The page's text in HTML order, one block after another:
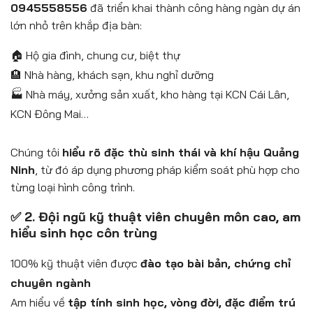
0945558556 đã triển khai thành công hàng ngàn dự án
lớn nhỏ trên khắp địa bàn:
🏠 Hộ gia đình, chung cư, biệt thự
🏨 Nhà hàng, khách sạn, khu nghỉ dưỡng
🏭 Nhà máy, xưởng sản xuất, kho hàng tại KCN Cái Lân,
KCN Đông Mai…
Chúng tôi hiểu rõ đặc thù sinh thái và khí hậu Quảng
Ninh, từ đó áp dụng phương pháp kiểm soát phù hợp cho
từng loại hình công trình.
✅ 2. Đội ngũ kỹ thuật viên chuyên môn cao, am
hiểu sinh học côn trùng
100% kỹ thuật viên được đào tạo bài bản, chứng chỉ
chuyên ngành
Am hiểu về tập tính sinh học, vòng đời, đặc điểm trú